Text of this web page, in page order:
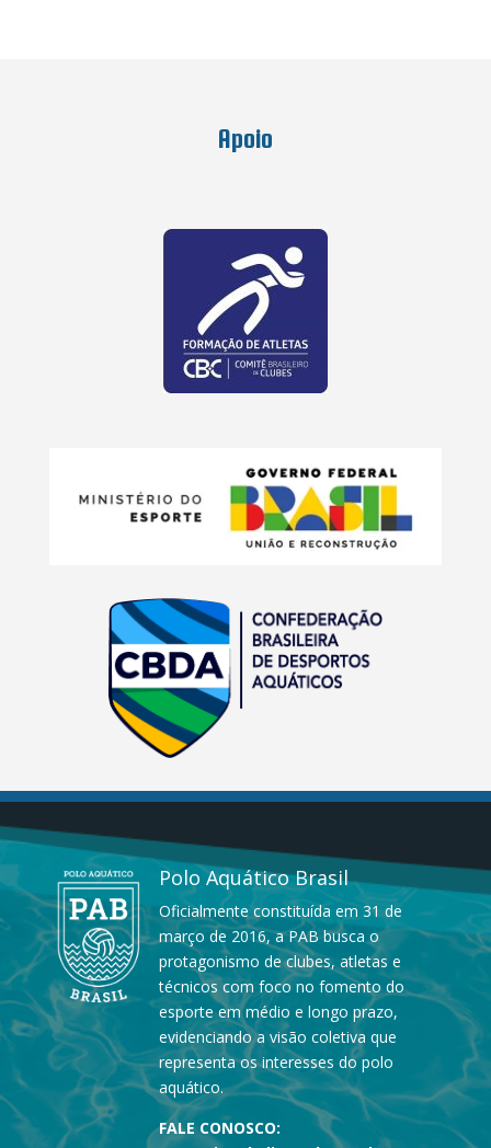
Apoio
Polo Aquático Brasil
Oficialmente constituída em 31 de
março de 2016, a PAB busca o
protagonismo de clubes, atletas e
técnicos com foco no fomento do
esporte em médio e longo prazo,
evidenciando a visão coletiva que
representa os interesses do polo
aquático.
FALE CONOSCO: